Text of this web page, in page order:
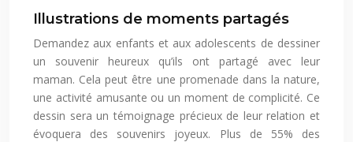
Illustrations de moments partagés
Demandez aux enfants et aux adolescents de dessiner
un souvenir heureux qu’ils ont partagé avec leur
maman. Cela peut être une promenade dans la nature,
une activité amusante ou un moment de complicité. Ce
dessin sera un témoignage précieux de leur relation et
évoquera des souvenirs joyeux. Plus de 55% des